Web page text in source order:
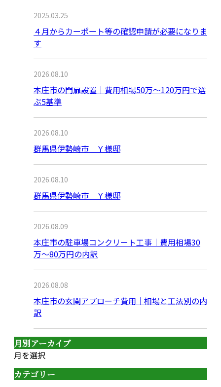
2025.03.25
４月からカーポート等の確認申請が必要になりま
す
2026.08.10
本庄市の門扉設置｜費用相場50万〜120万円で選
ぶ5基準
2026.08.10
群馬県伊勢崎市 Ｙ様邸
2026.08.10
群馬県伊勢崎市 Ｙ様邸
2026.08.09
本庄市の駐車場コンクリート工事｜費用相場30
万〜80万円の内訳
2026.08.08
本庄市の玄関アプローチ費用｜相場と工法別の内
訳
月別アーカイブ
月を選択
カテゴリー